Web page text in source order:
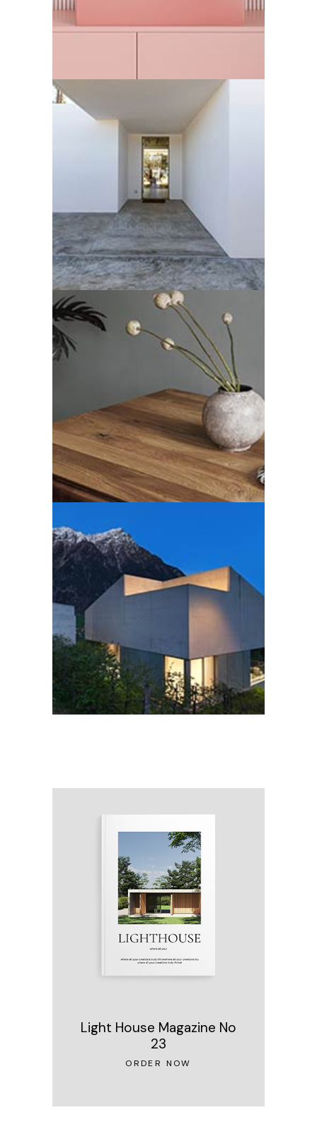
Light House Magazine No
23
ORDER NOW